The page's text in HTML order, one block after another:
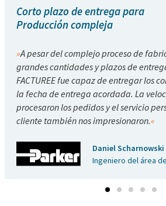
Corto plazo de entrega para
Producción compleja
A pesar del complejo proceso de
grandes cantidades y plazos de
FACTUREE fue capaz de entregar los
la fecha de entrega acordada. La
procesaron los pedidos y el servicio
cliente también nos impresionaron.
Daniel Scharnowski
Ingeniero del área